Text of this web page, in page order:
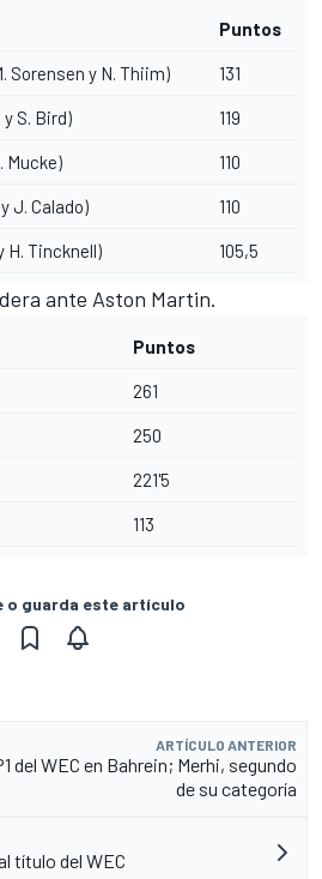
Puntos
Sorensen y N. Thiim) 131
y S. Bird) 119
Mucke) 110
J. Calado) 110
H. Tincknell) 105,5
ante Aston Martin.
Puntos
261
250
221'5
113
o guarda este artículo
ARTÍCULO ANTERIOR
del WEC en Bahrein; Merhi, segundo
de su categoría
título del WEC